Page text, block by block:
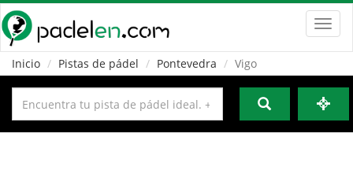
Inicio
Pistas de pádel Pontevedra Vigo